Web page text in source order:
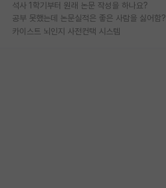
석사 1학기부터 원래 논문 작성을 하나요?
공부 못했는데 논문실적은 좋은 사람을 싫어함?
카이스트 뇌인지 사전컨택 시스템